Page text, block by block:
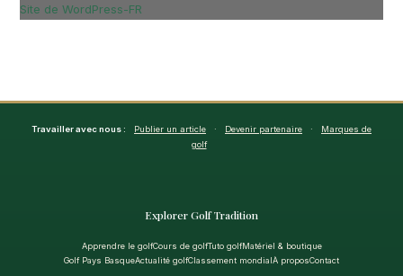
Site de WordPress-FR
Travailler avec nous : Publier un article · Devenir partenaire ·
Marques de
golf
Explorer Golf Tradition
Apprendre le golfCours de golfTuto golfMatériel & boutique
Golf Pays BasqueActualité golfClassement mondialÀ proposContact